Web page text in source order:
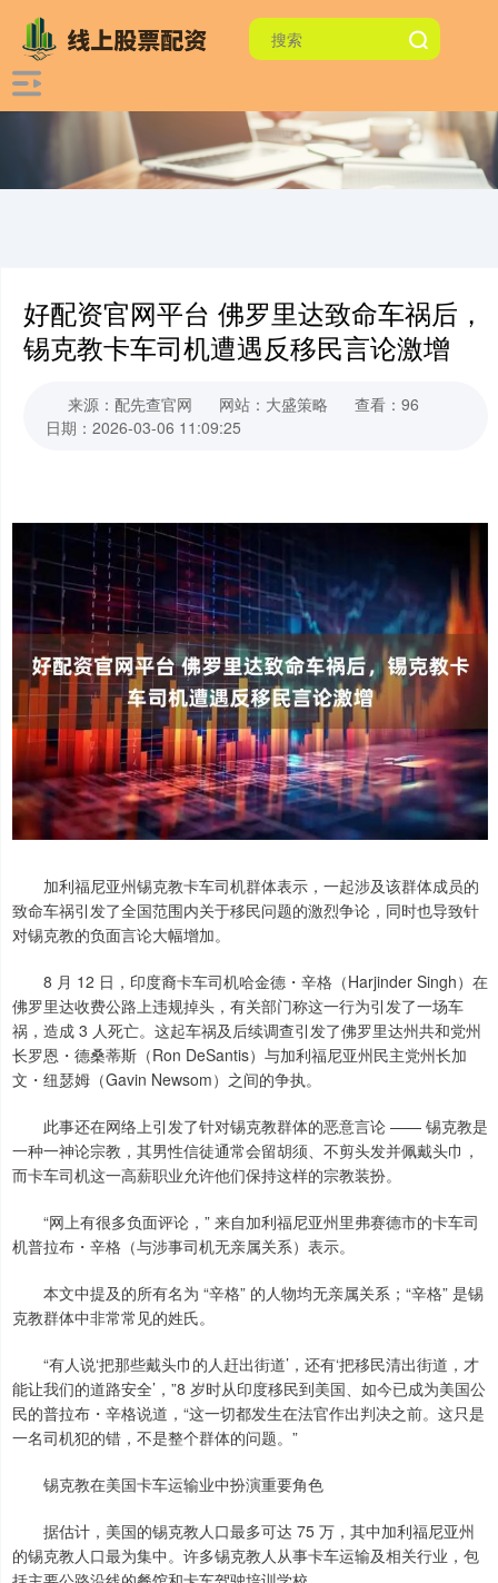
好配资官网平台 佛罗里达致命车祸后，
锡克教卡车司机遭遇反移民言论激增
来源：配先查官网 网站：大盛策略
查看：96
日期：2026-03-06 11:09:25
加利福尼亚州锡克教卡车司机群体表示，一起涉及该群体成员的
致命车祸引发了全国范围内关于移民问题的激烈争论，同时也导致针
对锡克教的负面言论大幅增加。
8 月 12 日，印度裔卡车司机哈金德・辛格（Harjinder Singh）在
佛罗里达收费公路上违规掉头，有关部门称这一行为引发了一场车
祸，造成 3 人死亡。这起车祸及后续调查引发了佛罗里达州共和党州
长罗恩・德桑蒂斯（Ron DeSantis）与加利福尼亚州民主党州长加
文・纽瑟姆（Gavin Newsom）之间的争执。
此事还在网络上引发了针对锡克教群体的恶意言论 —— 锡克教是
一种一神论宗教，其男性信徒通常会留胡须、不剪头发并佩戴头巾，
而卡车司机这一高薪职业允许他们保持这样的宗教装扮。
“网上有很多负面评论，” 来自加利福尼亚州里弗赛德市的卡车司
机普拉布・辛格（与涉事司机无亲属关系）表示。
本文中提及的所有名为 “辛格” 的人物均无亲属关系；“辛格” 是锡
克教群体中非常常见的姓氏。
“有人说‘把那些戴头巾的人赶出街道’，还有‘把移民清出街道，才
能让我们的道路安全’，”8 岁时从印度移民到美国、如今已成为美国公
民的普拉布・辛格说道，“这一切都发生在法官作出判决之前。这只是
一名司机犯的错，不是整个群体的问题。”
锡克教在美国卡车运输业中扮演重要角色
据估计，美国的锡克教人口最多可达 75 万，其中加利福尼亚州
的锡克教人口最为集中。许多锡克教人从事卡车运输及相关行业，包